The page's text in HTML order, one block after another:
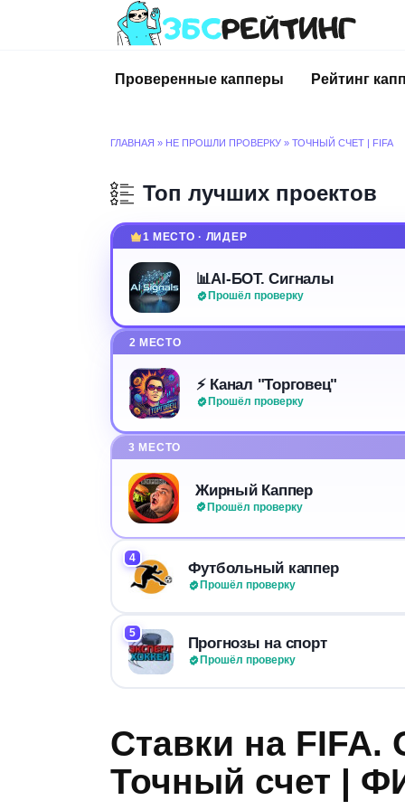
Проверенные капперы
Рейтинг
ГЛАВНАЯ » НЕ ПРОШЛИ ПРОВЕРКУ » ТОЧНЫЙ СЧЕТ | FIFA
Топ лучших проектов
1 МЕСТО · ЛИДЕР
📊AI-БОТ. Сигналы
Прошёл проверку
2 МЕСТО
⚡️ Канал "Торговец"
Прошёл проверку
3 МЕСТО
Жирный Каппер
Прошёл проверку
4
Футбольный каппер
Прошёл проверку
5
Прогнозы на спорт
Прошёл проверку
Ставки на
Точный счет |